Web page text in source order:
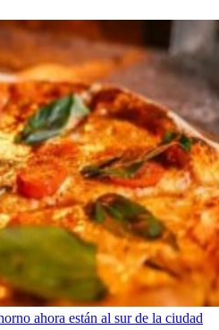
ahora están al sur de la ciudad